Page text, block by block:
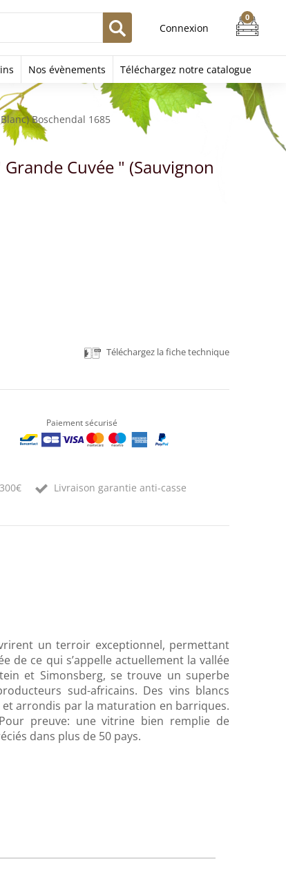
Connexion
Nos évènements Téléchargez notre catalogue
Boschendal 1685
Cuvée " (Sauvignon
Téléchargez la fiche technique
Paiement sécurisé
Livraison garantie anti-casse
un terroir exceptionnel, permettant
de ce qui s’appelle actuellement la vallée
et Simonsberg, se trouve un superbe
sud-africains. Des vins blancs
arrondis par la maturation en barriques.
preuve: une vitrine bien remplie de
dans plus de 50 pays.